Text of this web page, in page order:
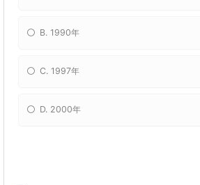
B. 1990年
C. 1997年
D. 2000年